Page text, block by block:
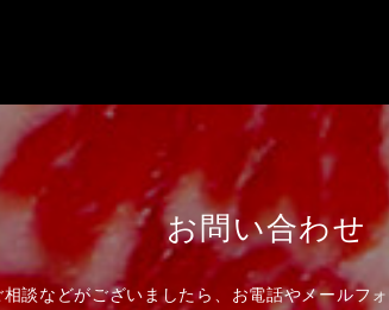
お問い合わせ
談などがございましたら、お電話やメールフ